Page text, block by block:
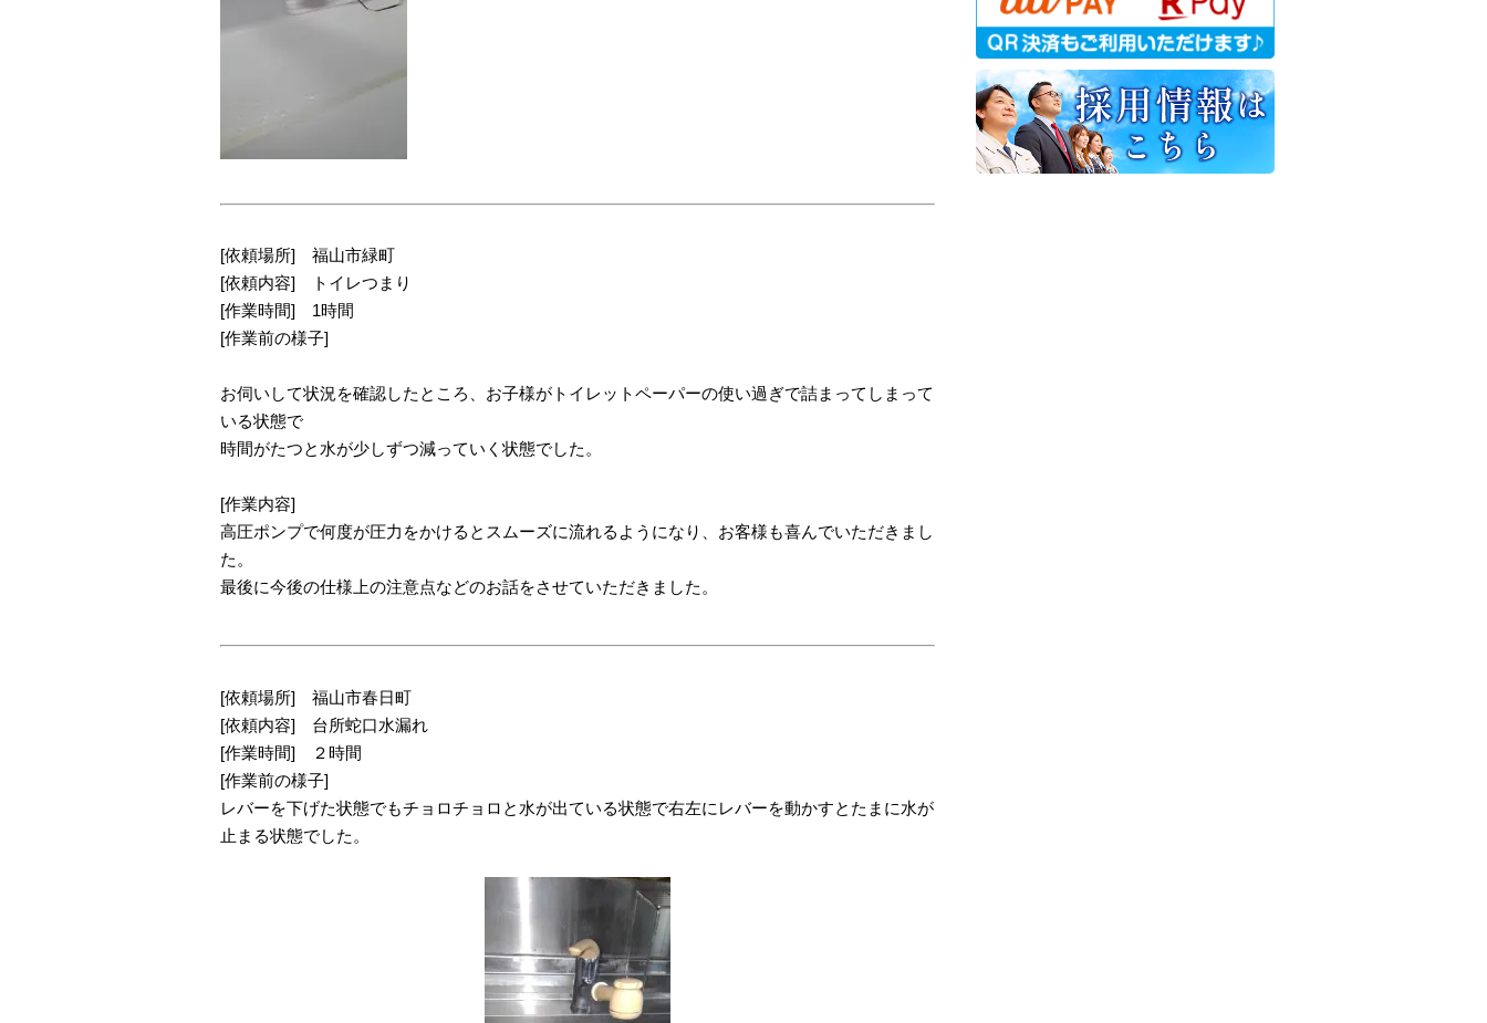
[依頼場所] 福山市緑町
[依頼内容] トイレつまり
[作業時間] 1時間
[作業前の様子]
お伺いして状況を確認したところ、お子様がトイレットペーパーの使い過ぎで詰まってしまって
いる状態で
時間がたつと水が少しずつ減っていく状態でした。
[作業内容]
高圧ポンプで何度が圧力をかけるとスムーズに流れるようになり、お客様も喜んでいただきまし
た。
最後に今後の仕様上の注意点などのお話をさせていただきました。
[依頼場所] 福山市春日町
[依頼内容] 台所蛇口水漏れ
[作業時間] ２時間
[作業前の様子]
レバーを下げた状態でもチョロチョロと水が出ている状態で右左にレバーを動かすとたまに水が
止まる状態でした。